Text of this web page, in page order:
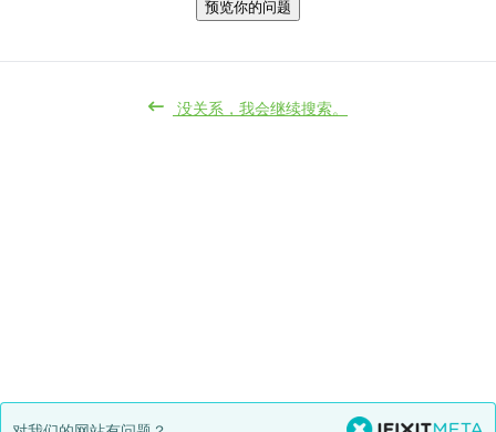
预览你的问题
没关系，我会继续搜索。